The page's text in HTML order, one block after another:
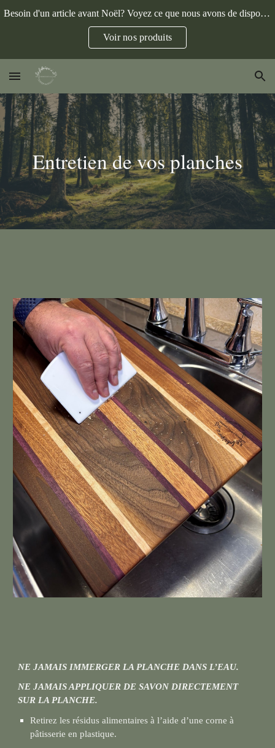
Besoin d'un article avant Noël? Voyez ce que nous avons de disponible.
Voir nos produits
Entretien de vos planches
NE JAMAIS IMMERGER LA PLANCHE DANS L’EAU.
NE JAMAIS APPLIQUER DE SAVON DIRECTEMENT
SUR LA PLANCHE.
Retirez les résidus alimentaires à l’aide d’une corne à
pâtisserie en plastique.